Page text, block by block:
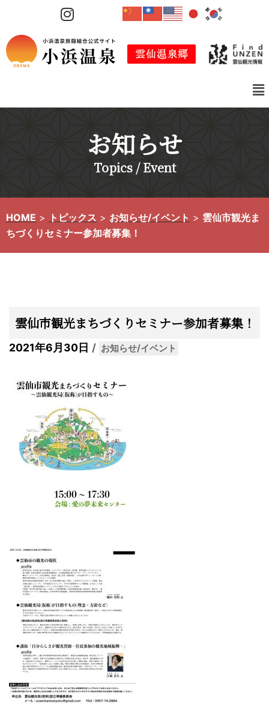
テ
ン
ス
お知らせ
Topics / Event
HOME > トピックス > お知らせ/イベント > 雲仙市観光ま
ちづくりセミナー参加者募集！
雲仙市観光まちづくりセミナー参加者募集！
2021年6月30日 お知らせ/イベント